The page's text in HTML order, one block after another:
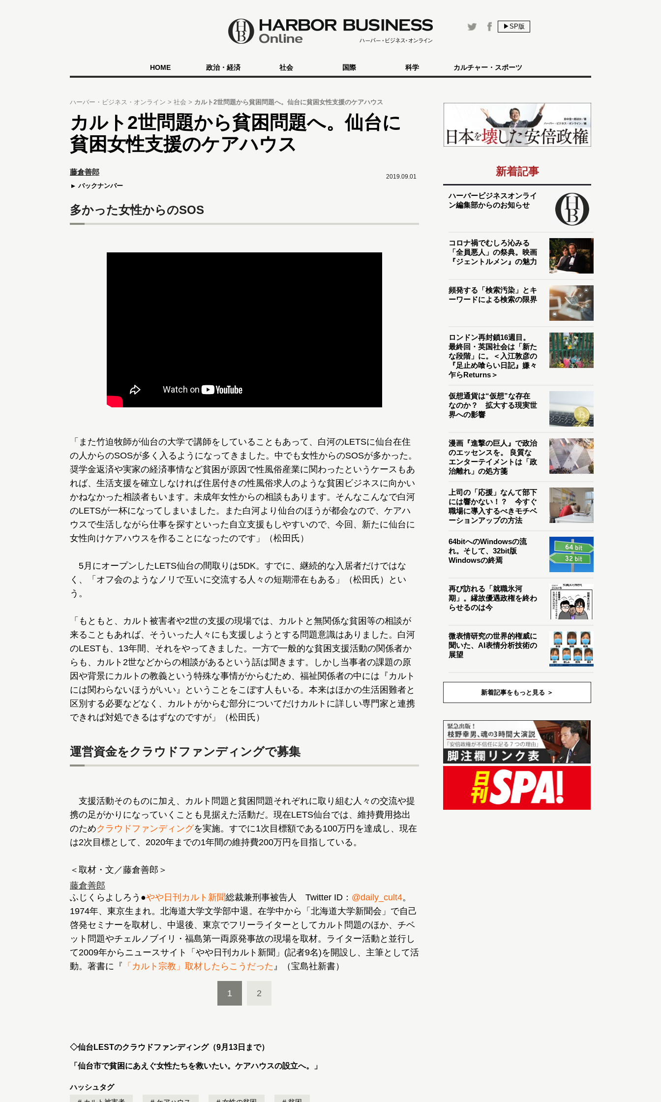
▶SP版
HOME 政治・経済 社会 国際 科学 カルチャー・スポーツ
ハーバー・ビジネス・オンライン 社会 カルト2世問題から貧困問題へ。仙台に貧困女性支援のケアハウス
カルト2世問題から貧困問題へ。仙台に
貧困女性支援のケアハウス
2019.09.01
藤倉善郎
バックナンバー
多かった女性からのSOS
「また竹迫牧師が仙台の大学で講師をしていることもあって、白河のLETSに仙台在住
の人からのSOSが多く入るようになってきました。中でも女性からのSOSが多かった。
奨学金返済や実家の経済事情など貧困が原因で性風俗産業に関わったというケースもあ
れば、生活支援を確立しなければ住居付きの性風俗求人のような貧困ビジネスに向かい
かねなかった相談者もいます。未成年女性からの相談もあります。そんなこんなで白河
のLETSが一杯になってしまいました。また白河より仙台のほうが都会なので、ケアハ
ウスで生活しながら仕事を探すといった自立支援もしやすいので、今回、新たに仙台に
女性向けケアハウスを作ることになったのです」（松田氏）
5月にオープンしたLETS仙台の間取りは5DK。すでに、継続的な入居者だけではな
く、「オフ会のようなノリで互いに交流する人々の短期滞在もある」（松田氏）とい
う。
「もともと、カルト被害者や2世の支援の現場では、カルトと無関係な貧困等の相談が
来ることもあれば、そういった人々にも支援しようとする問題意識はありました。白河
のLESTも、13年間、それをやってきました。一方で一般的な貧困支援活動の関係者か
らも、カルト2世などからの相談があるという話は聞きます。しかし当事者の課題の原
因や背景にカルトの教義という特殊な事情がからむため、福祉関係者の中には『カルト
には関わらないほうがいい』ということをこぼす人もいる。本来はほかの生活困難者と
区別する必要などなく、カルトがからむ部分についてだけカルトに詳しい専門家と連携
できれば対処できるはずなのですが」（松田氏）
運営資金をクラウドファンディングで募集
支援活動そのものに加え、カルト問題と貧困問題それぞれに取り組む人々の交流や提
携の足がかりになっていくことも見据えた活動だ。現在LETS仙台では、維持費用捻出
のためクラウドファンディングを実施。すでに1次目標額である100万円を達成し、現在
は2次目標として、2020年までの1年間の維持費200万円を目指している。
＜取材・文／藤倉善郎＞
藤倉善郎
ふじくらよしろう●やや日刊カルト新聞総裁兼刑事被告人 Twitter ID： @daily_cult4。
1974年、東京生まれ。北海道大学文学部中退。在学中から「北海道大学新聞会」で自己
啓発セミナーを取材し、中退後、東京でフリーライターとしてカルト問題のほか、チベ
ット問題やチェルノブイリ・福島第一両原発事故の現場を取材。ライター活動と並行し
て2009年からニュースサイト「やや日刊カルト新聞」(記者9名)を開設し、主筆として活
動。著書に『 「カルト宗教」取材したらこうだった 』（宝島社新書）
1 2
◇仙台LESTのクラウドファンディング（9月13日まで）
「 仙台市で貧困にあえぐ女性たちを救いたい。ケアハウスの設立へ。 」
ハッシュタグ
新着記事
ハーバービジネスオンライ
ン編集部からのお知らせ
コロナ禍でむしろ沁みる
「全員悪人」の祭典。映画
『ジェントルメン』の魅力
頻発する「検索汚染」とキ
ーワードによる検索の限界
ロンドン再封鎖16週目。
最終回・英国社会は「新た
な段階」に。＜入江敦彦の
『足止め喰らい日記』嫌々
乍らReturns＞
仮想通貨は“仮想”な存在
なのか？ 拡大する現実世
界への影響
漫画『進撃の巨人』で政治
のエッセンスを。 良質な
エンターテイメントは「政
治離れ」の処方箋
上司の「応援」なんて部下
には響かない！？ 今すぐ
職場に導入するべきモチベ
ーションアップの方法
64bitへのWindowsの流
れ。そして、32bit版
Windowsの終焉
再び訪れる「就職氷河
期」。縁故優遇政権を終わ
らせるのは今
微表情研究の世界的権威に
聞いた、AI表情分析技術の
展望
新着記事をもっと見る